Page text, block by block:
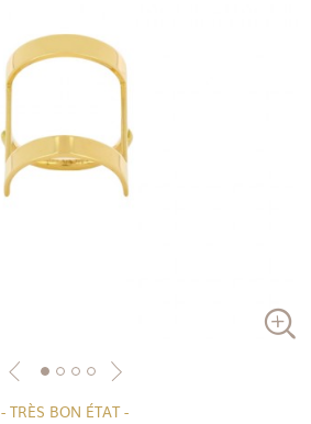
- TRÈS BON ÉTAT -